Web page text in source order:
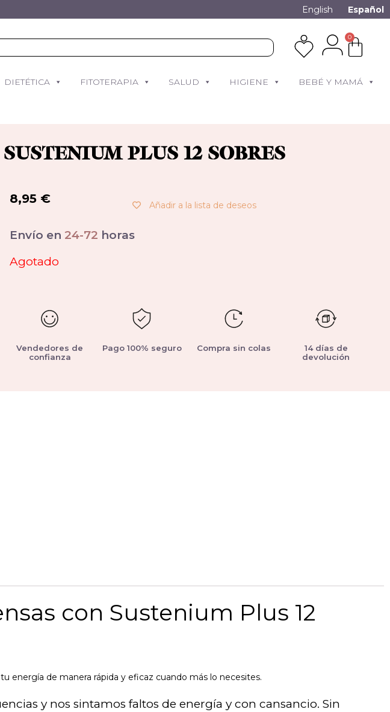
English Español
0
DIETÉTICA FITOTERAPIA SALUD HIGIENE BEBÉ Y MAMÁ
SUSTENIUM PLUS 12 SOBRES
8,95 € Añadir a la lista de deseos
Envío en 24-72 horas
Agotado
Vendedores de
confianza
Pago 100% seguro Compra sin colas
14 días de
devolución
con Sustenium Plus 12
energía de manera rápida y eficaz cuando más lo necesites.
y nos sintamos faltos de energía y con cansancio. Sin